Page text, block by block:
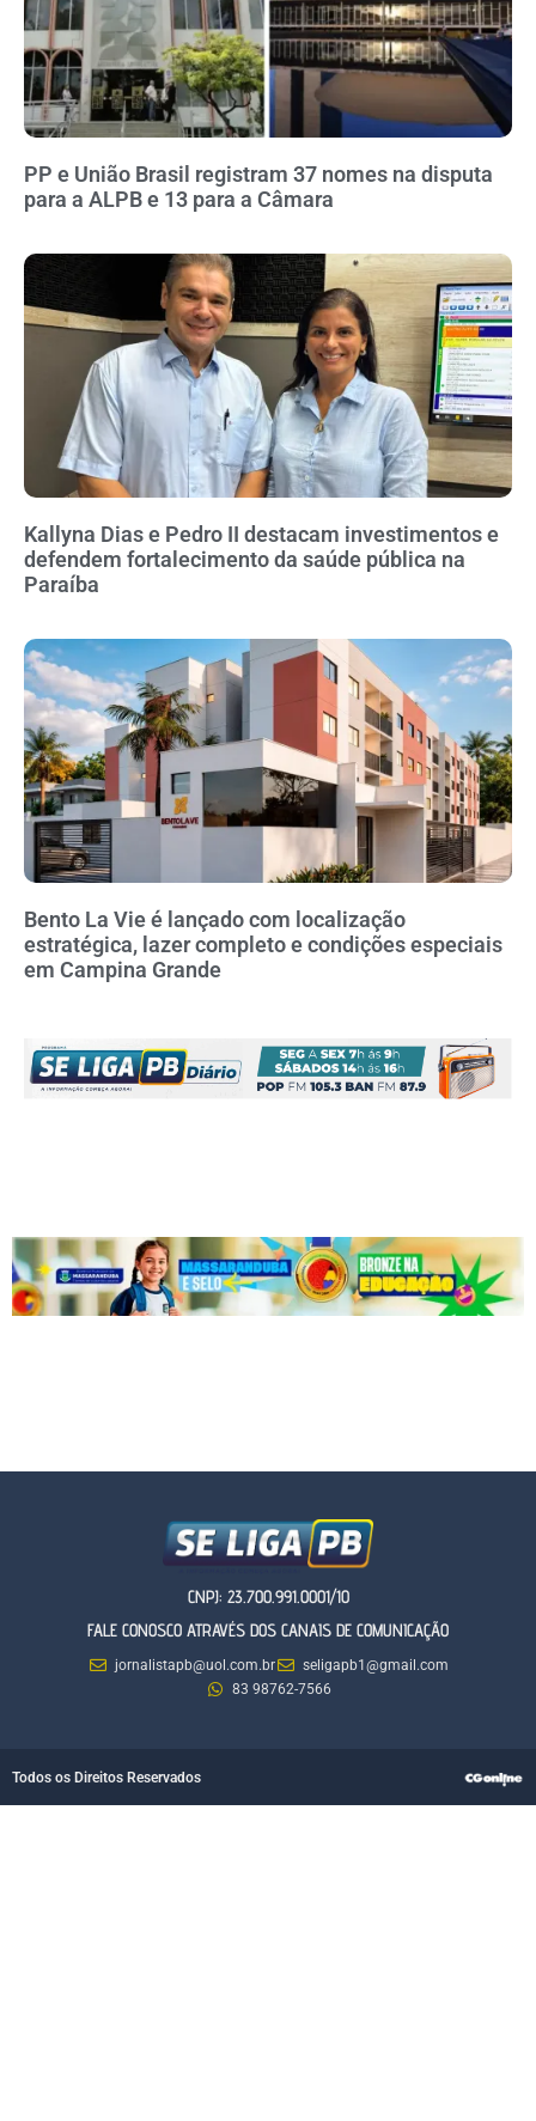
PP e União Brasil registram 37 nomes na disputa
para a ALPB e 13 para a Câmara
Kallyna Dias e Pedro II destacam investimentos e
defendem fortalecimento da saúde pública na
Paraíba
Bento La Vie é lançado com localização
estratégica, lazer completo e condições especiais
em Campina Grande
CNPJ: 23.700.991.0001/10
FALE CONOSCO ATRAVÉS DOS CANAIS DE COMUNICAÇÃO
jornalistapb@uol.com.br
seligapb1@gmail.com
83 98762-7566
Todos os Direitos Reservados